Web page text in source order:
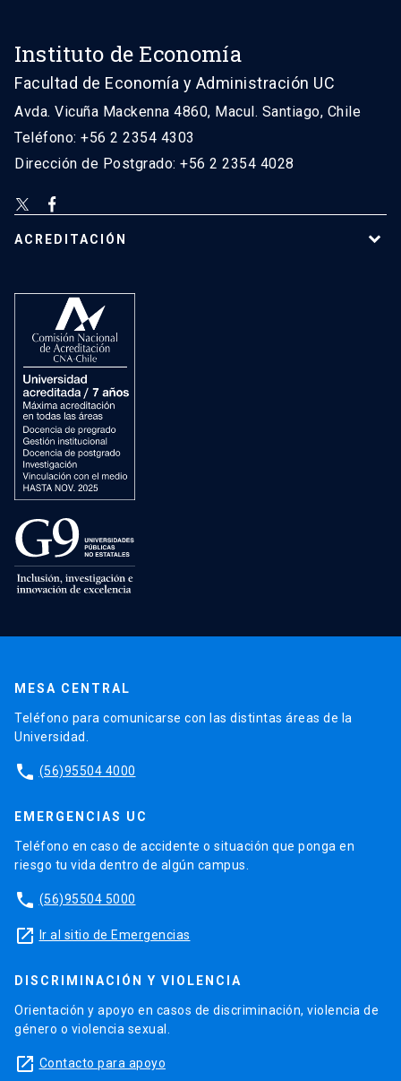
Instituto de Economía
Facultad de Economía y Administración UC
Avda. Vicuña Mackenna 4860, Macul. Santiago, Chile
Teléfono: +56 2 2354 4303
Dirección de Postgrado: +56 2 2354 4028
ACREDITACIÓN
MESA CENTRAL
Teléfono para comunicarse con las distintas áreas de la
Universidad.
phone (56)95504 4000
EMERGENCIAS UC
Teléfono en caso de accidente o situación que ponga en
riesgo tu vida dentro de algún campus.
phone (56)95504 5000
launch Ir al sitio de Emergencias
DISCRIMINACIÓN Y VIOLENCIA
Orientación y apoyo en casos de discriminación, violencia de
género o violencia sexual.
launch Contacto para apoyo